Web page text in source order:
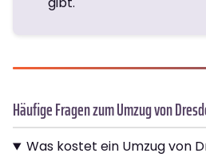
Häufige Fragen zum Umzug von
Was kostet ein Umzug von